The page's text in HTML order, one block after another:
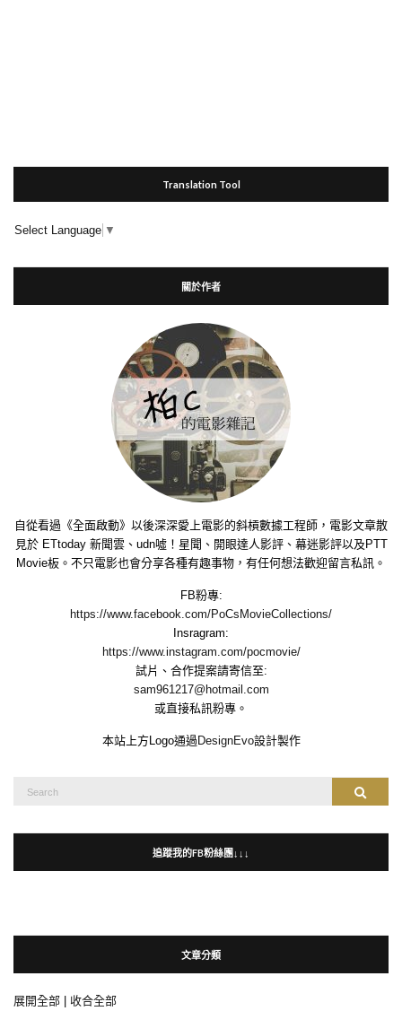
Translation Tool
Select Language ▼
關於作者
自從看過《全面啟動》以後深深愛上電影的斜槓數據工程師，電影文章散
見於 ETtoday 新聞雲、udn噓！星聞、開眼達人影評、幕迷影評以及PTT
Movie板。不只電影也會分享各種有趣事物，有任何想法歡迎留言私訊。
FB粉專:
https://www.facebook.com/PoCsMovieCollections/
Insragram:
https://www.instagram.com/pocmovie/
試片、合作提案請寄信至:
sam961217@hotmail.com
或直接私訊粉專。
本站上方Logo通過 DesignEvo設計製作
Search
追蹤我的FB粉絲團↓↓↓
文章分類
展開全部
收合全部